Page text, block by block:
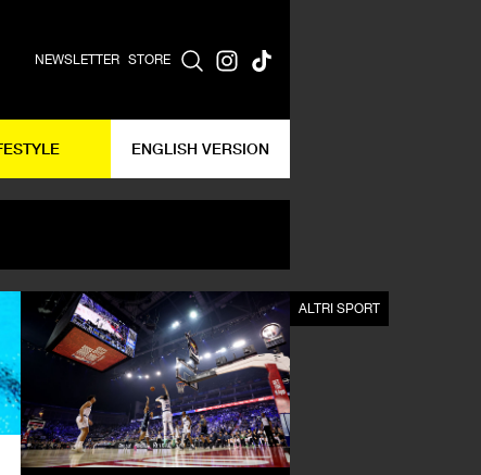
NEWSLETTER STORE
ENGLISH VERSION
ALTRI SPORT ALTRI SPORT